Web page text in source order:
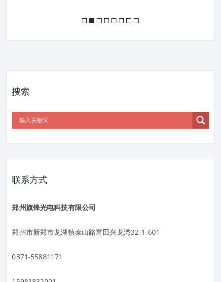
搜索
联系方式
郑州旗锋光电科技有限公司
郑州市新郑市龙湖镇泰山路富田兴龙湾32-1-601
0371-55881171